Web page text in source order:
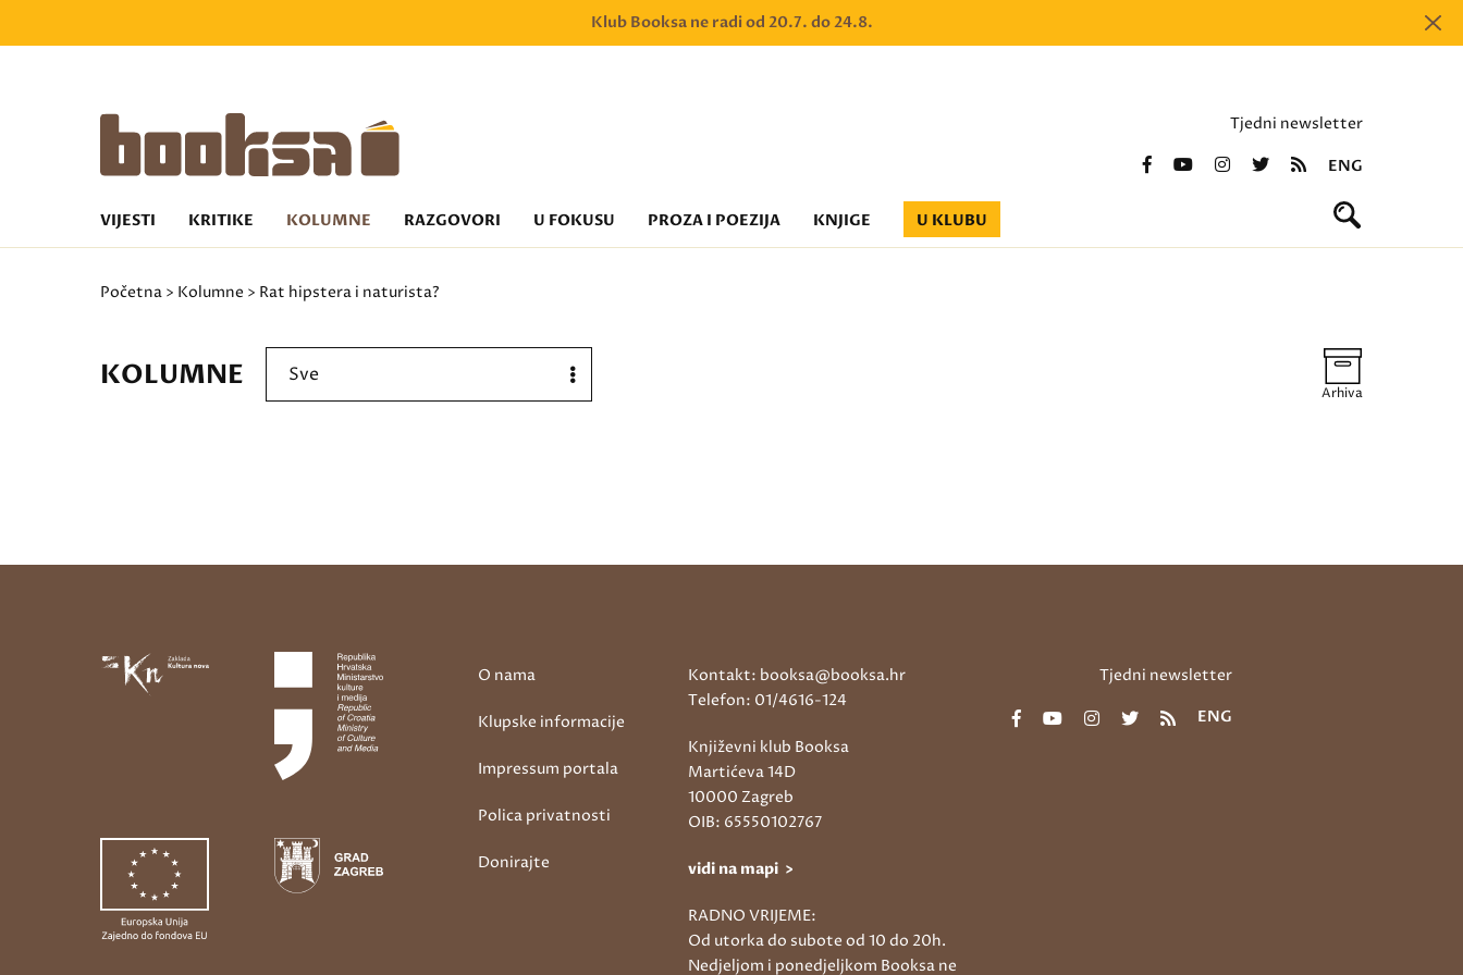
Klub Booksa ne radi od 20.7. do 24.8.
Tjedni newsletter
ENG
VIJESTI KRITIKE KOLUMNE RAZGOVORI U FOKUSU PROZA I POEZIJA KNJIGE U KLUBU
Početna > Kolumne > Rat hipstera i naturista?
KOLUMNE Sve
Arhiva
O nama
Klupske informacije
Impressum portala
Polica privatnosti
Donirajte
Kontakt: booksa@booksa.hr
Telefon: 01/4616-124
Književni klub Booksa
Martićeva 14D
10000 Zagreb
OIB: 65550102767
vidi na mapi >
RADNO VRIJEME:
Od utorka do subote od 10 do 20h.
Nedjeljom i ponedjeljkom Booksa ne
Tjedni newsletter
ENG